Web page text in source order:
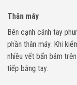
Thân máy
Bên cạnh cánh tay
phần thân máy. Khi
nhiều vết bẩn bám
tiếp bằng tay.